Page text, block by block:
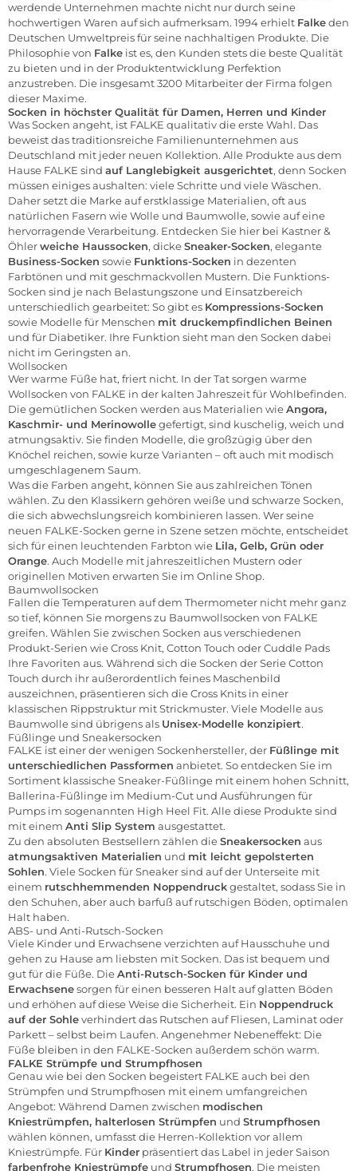
werdende Unternehmen machte nicht nur durch seine
hochwertigen Waren auf sich aufmerksam. 1994 erhielt Falkeden
Deutschen Umweltpreis für seine nachhaltigen Produkte. Die
Philosophie von Falke ist es, den Kunden stets die beste Qualität
zu bieten und in der Produktentwicklung Perfektion
anzustreben. Die insgesamt 3200 Mitarbeiter der Firma folgen
dieser Maxime.
Socken in höchster Qualität für Damen, Herren und Kinder
Was Socken angeht, ist FALKE qualitativ die erste Wahl. Das
beweist das traditionsreiche Familienunternehmen aus
Deutschland mit jeder neuen Kollektion. Alle Produkte aus dem
Hause FALKE sind auf Langlebigkeit ausgerichtet, denn Socken
müssen einiges aushalten: viele Schritte und viele Wäschen.
Daher setzt die Marke auf erstklassige Materialien, oft aus
natürlichen Fasern wie Wolle und Baumwolle, sowie auf eine
hervorragende Verarbeitung. Entdecken Sie hier bei Kastner &
Öhlerweiche Haussocken, dickeSneaker-Socken, elegante
Business-Socken sowie Funktions-Socken in dezenten
Farbtönen und mit geschmackvollen Mustern. Die Funktions-
Socken sind je nach Belastungszone und Einsatzbereich
unterschiedlich gearbeitet: So gibt es Kompressions-Socken
sowie Modelle für Menschen mit druckempfindlichen Beinen
und für Diabetiker. Ihre Funktion sieht man den Socken dabei
nicht im Geringsten an.
Wollsocken
Wer warme Füße hat, friert nicht. In der Tat sorgen warme
Wollsocken von FALKE in der kalten Jahreszeit für Wohlbefinden.
Die gemütlichen Socken werden aus Materialien wieAngora,
Kaschmir- und Merinowollegefertigt, sind kuschelig, weich und
atmungsaktiv. Sie finden Modelle, die großzügig über den
Knöchel reichen, sowie kurze Varianten – oft auch mit modisch
umgeschlagenem Saum.
Was die Farben angeht, können Sie aus zahlreichen Tönen
wählen. Zu den Klassikern gehören weiße und schwarze Socken,
die sich abwechslungsreich kombinieren lassen. Wer seine
neuen FALKE-Socken gerne in Szene setzen möchte, entscheidet
sich für einen leuchtenden Farbton wie Lila, Gelb, Grün oder
Orange. Auch Modelle mit jahreszeitlichen Mustern oder
originellen Motiven erwarten Sie im Online Shop.
Baumwollsocken
Fallen die Temperaturen auf dem Thermometer nicht mehr ganz
so tief, können Sie morgens zu Baumwollsocken von FALKE
greifen. Wählen Sie zwischen Socken aus verschiedenen
Produkt-Serien wie Cross Knit, Cotton Touch oder Cuddle Pads
Ihre Favoriten aus. Während sich die Socken der Serie Cotton
Touch durch ihr außerordentlich feines Maschenbild
auszeichnen, präsentieren sich die Cross Knits in einer
klassischen Rippstruktur mit Strickmuster. Viele Modelle aus
Baumwolle sind übrigens als Unisex-Modelle konzipiert.
Füßlinge und Sneakersocken
FALKE ist einer der wenigen Sockenhersteller, der Füßlinge mit
unterschiedlichen Passformen anbietet. So entdecken Sie im
Sortiment klassische Sneaker-Füßlinge mit einem hohen Schnitt,
Ballerina-Füßlinge im Medium-Cut und Ausführungen für
Pumps im sogenannten High Heel Fit. Alle diese Produkte sind
mit einem Anti Slip System ausgestattet.
Zu den absoluten Bestsellern zählen dieSneakersocken aus
atmungsaktiven Materialien und mit leicht gepolsterten
Sohlen. Viele Socken für Sneaker sind auf der Unterseite mit
einem rutschhemmenden Noppendruckgestaltet, sodass Sie in
den Schuhen, aber auch barfuß auf rutschigen Böden, optimalen
Halt haben.
ABS- und Anti-Rutsch-Socken
Viele Kinder und Erwachsene verzichten auf Hausschuhe und
gehen zu Hause am liebsten mit Socken. Das ist bequem und
gut für die Füße. DieAnti-Rutsch-Socken für Kinder und
Erwachsenesorgen für einen besseren Halt auf glatten Böden
und erhöhen auf diese Weise die Sicherheit. Ein Noppendruck
auf der Sohleverhindert das Rutschen auf Fliesen, Laminat oder
Parkett – selbst beim Laufen. Angenehmer Nebeneffekt: Die
Füße bleiben in den FALKE-Socken außerdem schön warm.
FALKE Strümpfe und Strumpfhosen
Genau wie bei den Socken begeistert FALKE auch bei den
Strümpfen und Strumpfhosen mit einem umfangreichen
Angebot: Während Damen zwischen modischen
Kniestrümpfen, halterlosen Strümpfen und Strumpfhosen
wählen können, umfasst die Herren-Kollektion vor allem
Kniestrümpfe. Für Kinder präsentiert das Label in jeder Saison
farbenfrohe Kniestrümpfe und Strumpfhosen. Die meisten